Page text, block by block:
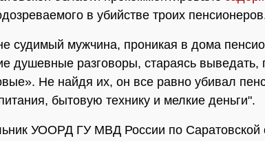
в убийстве троих
судимый мужчина, проникая в дома
душевные разговоры, стараясь выведать,
Не найдя их, он все равно убивал
бытовую технику и мелкие деньги".
УООРД ГУ МВД России по Саратовской